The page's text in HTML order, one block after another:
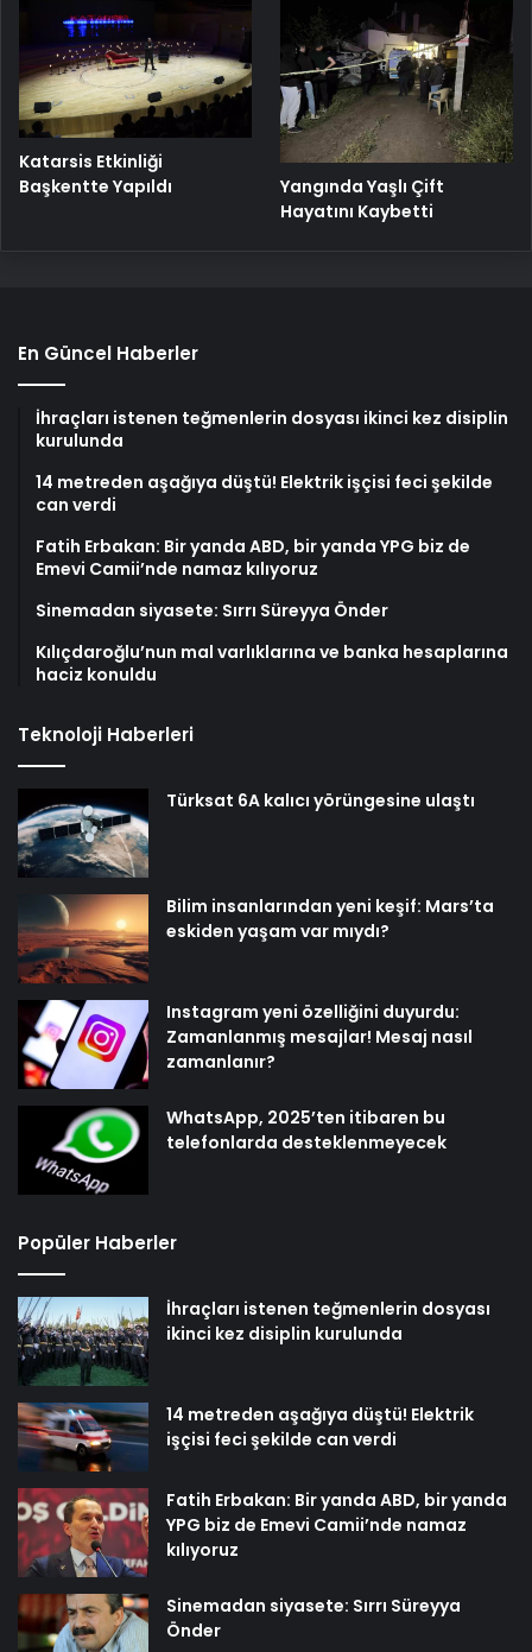
Katarsis Etkinliği
Başkentte Yapıldı
Yangında Yaşlı Çift
Hayatını Kaybetti
En Güncel Haberler
İhraçları istenen teğmenlerin dosyası ikinci kez disiplin
kurulunda
14 metreden aşağıya düştü! Elektrik işçisi feci şekilde
can verdi
Fatih Erbakan: Bir yanda ABD, bir yanda YPG biz de
Emevi Camii’nde namaz kılıyoruz
Sinemadan siyasete: Sırrı Süreyya Önder
Kılıçdaroğlu’nun mal varlıklarına ve banka hesaplarına
haciz konuldu
Teknoloji Haberleri
Türksat 6A kalıcı yörüngesine ulaştı
Bilim insanlarından yeni keşif: Mars’ta
eskiden yaşam var mıydı?
Instagram yeni özelliğini duyurdu:
Zamanlanmış mesajlar! Mesaj nasıl
zamanlanır?
WhatsApp, 2025’ten itibaren bu
telefonlarda desteklenmeyecek
Popüler Haberler
İhraçları istenen teğmenlerin dosyası
ikinci kez disiplin kurulunda
14 metreden aşağıya düştü! Elektrik
işçisi feci şekilde can verdi
Fatih Erbakan: Bir yanda ABD, bir yanda
YPG biz de Emevi Camii’nde namaz
kılıyoruz
Sinemadan siyasete: Sırrı Süreyya
Önder